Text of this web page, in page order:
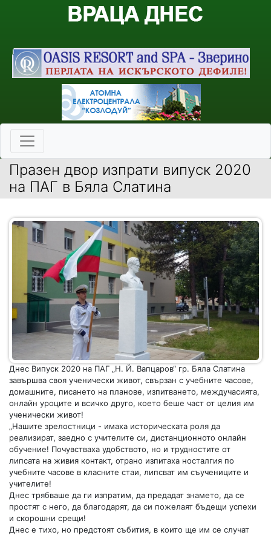
Празен двор изпрати випуск 2020
на ПАГ в Бяла Слатина
Днес Випуск 2020 на ПАГ „Н. Й. Вапцаров“ гр. Бяла Слатина
завършва своя ученически живот, свързан с учебните часове,
домашните, писането на планове, изпитването, междучасията,
онлайн уроците и всичко друго, което беше част от целия им
ученически живот!
„Нашите зрелостници - имаха историческата роля да
реализират, заедно с учителите си, дистанционното онлайн
обучение! Почувстваха удобството, но и трудностите от
липсата на живия контакт, отрано изпитаха носталгия по
учебните часове в класните стаи, липсват им съучениците и
учителите!
Днес трябваше да ги изпратим, да предадат знамето, да се
простят с него, да благодарят, да си пожелаят бъдещи успехи
и скорошни срещи!
Днес е тихо, но предстоят събития, в които ще им се случат